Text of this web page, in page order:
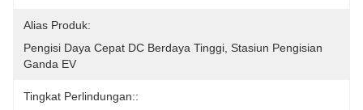
Alias ​​Produk:
Pengisi Daya Cepat DC Berdaya Tinggi, Stasiun Pengisian
Ganda EV
Tingkat Perlindungan::